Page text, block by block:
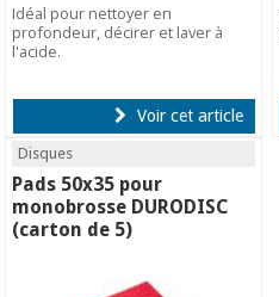
Idéal pour nettoyer en
profondeur, décirer et laver à
l'acide.
Voir cet article
Disques
Pads 50x35 pour
monobrosse DURODISC
(carton de 5)